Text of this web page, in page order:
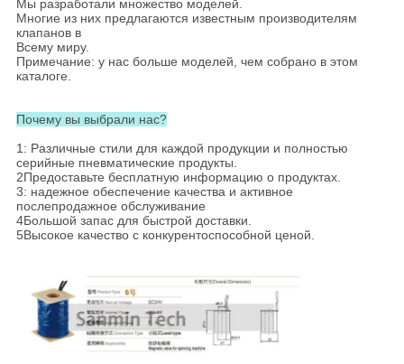
Мы разработали множество моделей.
Многие из них предлагаются известным производителям
клапанов в
Всему миру.
Примечание: у нас больше моделей, чем собрано в этом
каталоге.
Почему вы выбрали нас?
1: Различные стили для каждой продукции и полностью
серийные пневматические продукты.
2Предоставьте бесплатную информацию о продуктах.
3: надежное обеспечение качества и активное
послепродажное обслуживание
4Большой запас для быстрой доставки.
5Высокое качество с конкурентоспособной ценой.